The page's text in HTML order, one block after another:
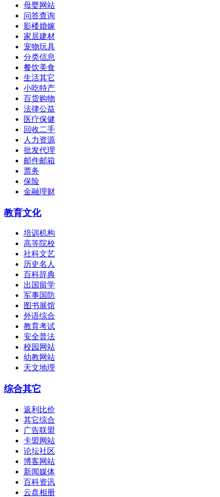
母婴网站
问答查询
影楼婚嫁
家居建材
宠物玩具
分类信息
餐饮美食
生活其它
小吃特产
百货购物
法律公益
医疗保健
回收二手
人力资源
批发代理
邮件邮箱
票务
保险
金融理财
教育文化
培训机构
高等院校
社科文艺
历史名人
百科辞典
出国留学
军事国防
图书展馆
外语综合
教育考试
安全普法
校园网站
幼教网站
天文地理
综合其它
返利比价
其它综合
广告联盟
卡盟网站
论坛社区
博客网站
新闻媒体
百科资讯
云盘相册